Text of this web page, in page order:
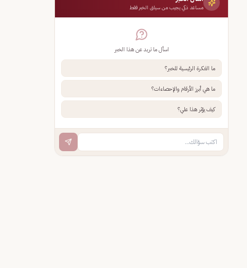
مساعد ذكي يجيب من سياق الخبر فقط
اسأل ما تريد عن هذا الخبر
ما الفكرة الرئيسية للخبر؟
ما هي أبرز الأرقام والإحصاءات؟
كيف يؤثر هذا علي؟